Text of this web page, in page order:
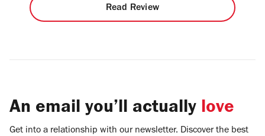
Read Review
An email you’ll actually love
Get into a relationship with our newsletter. Discover the best